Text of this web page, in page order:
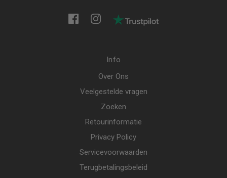
Info
Over Ons
Veelgestelde vragen
Zoeken
Retourinformatie
Privacy Policy
Servicevoorwaarden
Terugbetalingsbeleid